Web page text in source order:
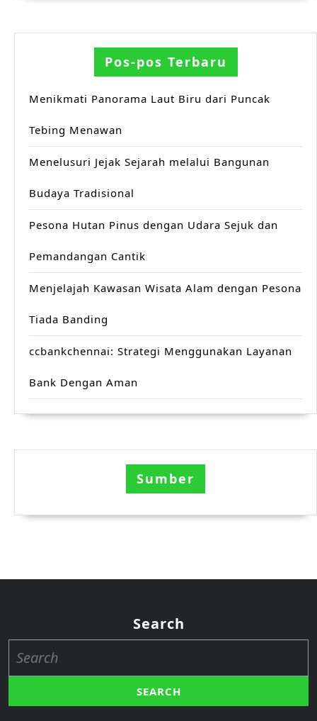
Pos-pos Terbaru
Menikmati Panorama Laut Biru dari Puncak
Tebing Menawan
Menelusuri Jejak Sejarah melalui Bangunan
Budaya Tradisional
Pesona Hutan Pinus dengan Udara Sejuk dan
Pemandangan Cantik
Menjelajah Kawasan Wisata Alam dengan Pesona
Tiada Banding
ccbankchennai: Strategi Menggunakan Layanan
Bank Dengan Aman
Sumber
Search
for: